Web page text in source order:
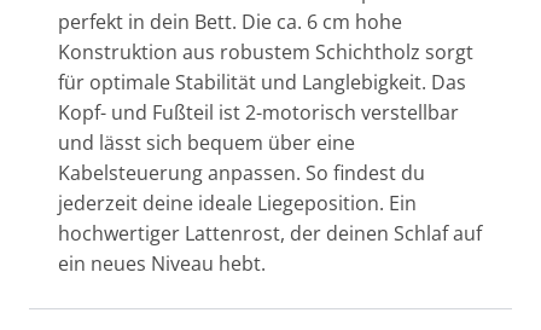
perfekt in dein Bett. Die ca. 6 cm hohe
Konstruktion aus robustem Schichtholz sorgt
für optimale Stabilität und Langlebigkeit. Das
Kopf- und Fußteil ist 2-motorisch verstellbar
und lässt sich bequem über eine
Kabelsteuerung anpassen. So findest du
jederzeit deine ideale Liegeposition. Ein
hochwertiger Lattenrost, der deinen Schlaf auf
ein neues Niveau hebt.